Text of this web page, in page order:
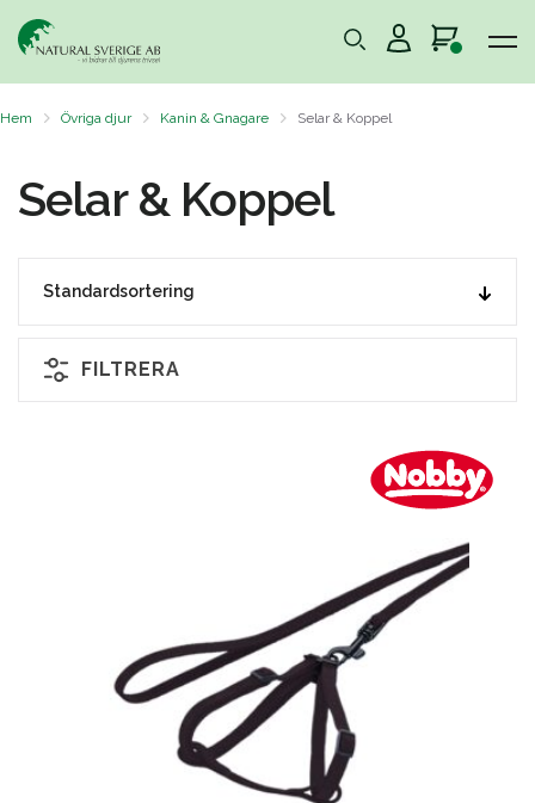
Hem Övriga djur Kanin & Gnagare Selar & Koppel
Selar & Koppel
FILTRERA